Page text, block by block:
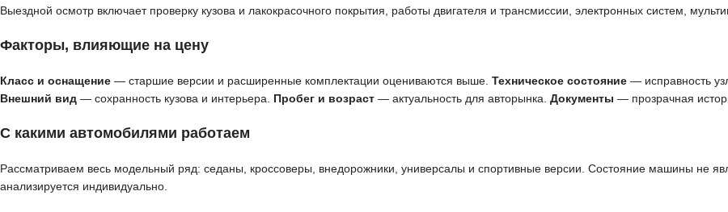
Выездной осмотр включает проверку кузова и лакокрасочного покрытия, работы двигателя и трансмиссии, электронных систем,
Факторы, влияющие на цену
Класс и оснащение — старшие версии и расширенные комплектации оцениваются выше. Техническое состояние — исправность
Внешний вид — сохранность кузова и интерьера. Пробег и возраст — актуальность для авторынка. Документы — прозрачная
С какими автомобилями работаем
Рассматриваем весь модельный ряд: седаны, кроссоверы, внедорожники, универсалы и спортивные версии. Состояние машины не
анализируется индивидуально.